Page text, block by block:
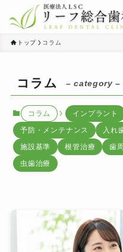
トップ コラム
コラム – category –
コラム インプラント
予防・メンテナンス
入れ
施設基準
根管治療 歯
虫歯治療